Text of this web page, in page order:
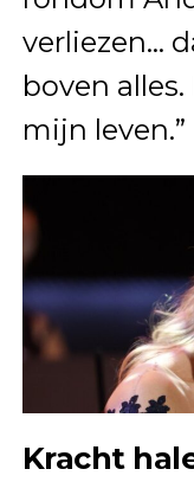
verliezen…
boven
mijn leven.”
Kracht